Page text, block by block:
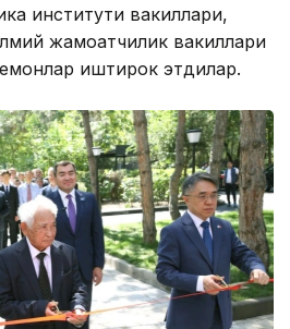
институти вакиллари,
жамоатчилик вакиллари
иштирок этдилар.